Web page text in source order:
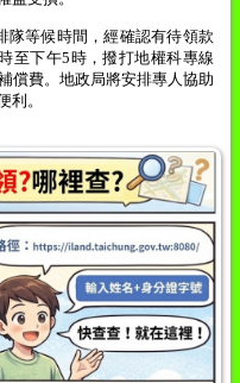
隊等候時間，經確認有待領款
至下午5時，撥打地權科專線
償費。地政局將安排專人協助
利。